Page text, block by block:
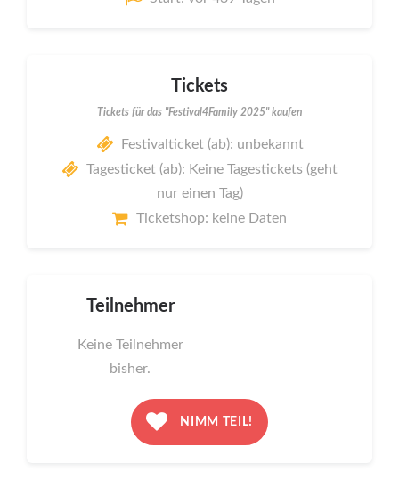
Tickets
Tickets für das "Festival4Family 2025" kaufen
Festivalticket (ab): unbekannt
Tagesticket (ab): Keine Tagestickets (geht
nur einen Tag)
Ticketshop: keine Daten
Teilnehmer
Keine Teilnehmer
bisher.
NIMM TEIL!